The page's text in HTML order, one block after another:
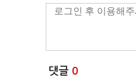
댓글 0